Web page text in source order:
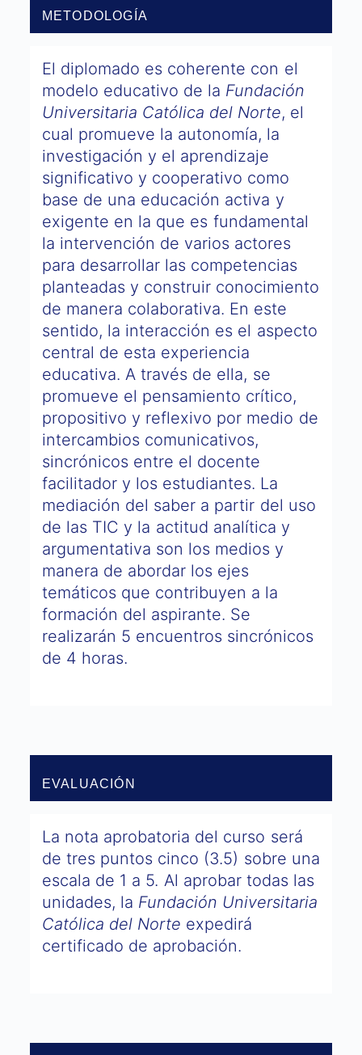
METODOLOGÍA
El diplomado es coherente con el
modelo educativo de la Fundación
Universitaria Católica del Norte, el
cual promueve la autonomía, la
investigación y el aprendizaje
significativo y cooperativo como
base de una educación activa y
exigente en la que es fundamental
la intervención de varios actores
para desarrollar las competencias
planteadas y construir conocimiento
de manera colaborativa. En este
sentido, la interacción es el aspecto
central de esta experiencia
educativa. A través de ella, se
promueve el pensamiento crítico,
propositivo y reflexivo por medio de
intercambios comunicativos,
sincrónicos entre el docente
facilitador y los estudiantes. La
mediación del saber a partir del uso
de las TIC y la actitud analítica y
argumentativa son los medios y
manera de abordar los ejes
temáticos que contribuyen a la
formación del aspirante. Se
realizarán 5 encuentros sincrónicos
de 4 horas.
EVALUACIÓN
La nota aprobatoria del curso será
de tres puntos cinco (3.5) sobre una
escala de 1 a 5. Al aprobar todas las
unidades, la Fundación Universitaria
Católica del Norte expedirá
certificado de aprobación.